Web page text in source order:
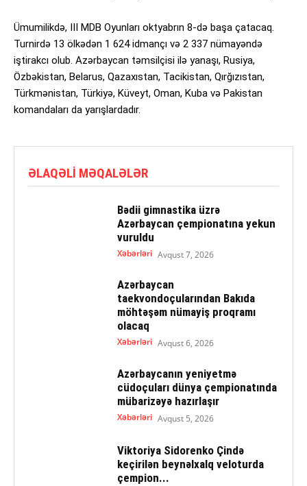
Ümumilikdə, III MDB Oyunları oktyabrın 8-də başa çatacaq.
Turnirdə 13 ölkədən 1 624 idmançı və 2 337 nümayəndə
iştirakcı olub. Azərbaycan təmsilçisi ilə yanaşı, Rusiya,
Özbəkistan, Belarus, Qazaxıstan, Tacikistan, Qırğızıstan,
Türkmənistan, Türkiyə, Küveyt, Oman, Kuba və Pakistan
komandaları da yarışlardadır.
ƏLAQƏLI MƏQALƏLƏR
Bədii gimnastika üzrə
Azərbaycan çempionatına yekun
vuruldu
Xəbərləri Avqust 7, 2026
Azərbaycan
taekvondoçularından Bakıda
möhtəşəm nümayiş proqramı
olacaq
Xəbərləri Avqust 6, 2026
Azərbaycanın yeniyetmə
cüdoçuları dünya çempionatında
mübarizəyə hazırlaşır
Xəbərləri Avqust 5, 2026
Viktoriya Sidorenko Çində
keçirilən beynəlxalq veloturda
çempion...